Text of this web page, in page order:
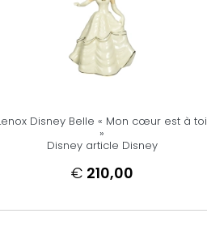
Disney Belle « Mon cœur est à toi
»
Disney article Disney
€ 210,00